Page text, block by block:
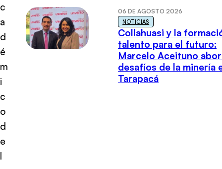
c
a
d
é
m
i
c
o
d
e
l
06 DE AGOSTO 2026
NOTICIAS
Collahuasi y la
talento para el futuro:
Marcelo Aceituno
desafíos de la minería
Tarapacá